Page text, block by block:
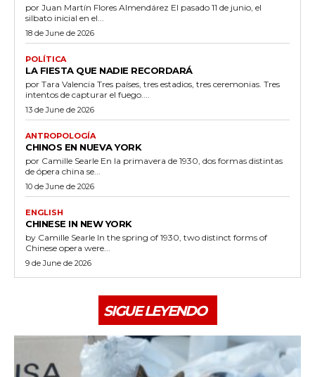
por Juan Martín Flores Almendárez El pasado 11 de junio, el
silbato inicial en el...
18 de June de 2026
POLÍTICA
LA FIESTA QUE NADIE RECORDARÁ
por Tara Valencia Tres países, tres estadios, tres ceremonias. Tres
intentos de capturar el fuego....
13 de June de 2026
ANTROPOLOGÍA
CHINOS EN NUEVA YORK
por Camille Searle En la primavera de 1930, dos formas distintas
de ópera china se...
10 de June de 2026
ENGLISH
CHINESE IN NEW YORK
by Camille Searle In the spring of 1930, two distinct forms of
Chinese opera were...
9 de June de 2026
SIGUE LEYENDO